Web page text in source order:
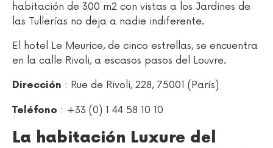
habitación de 300 m2 con vistas a los Jardines de
las Tullerías no deja a nadie indiferente.
El hotel Le Meurice, de cinco estrellas, se encuentra
en la calle Rivoli, a escasos pasos del Louvre.
Dirección : Rue de Rivoli, 228, 75001 (París)
Teléfono : +33 (0) 1 44 58 10 10
La habitación Luxure del